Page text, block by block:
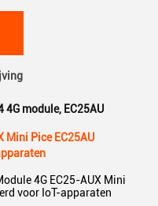
4G module, EC25AU
Mini Pice EC25AU
4G EC25-AUX Mini
voor IoT-apparaten